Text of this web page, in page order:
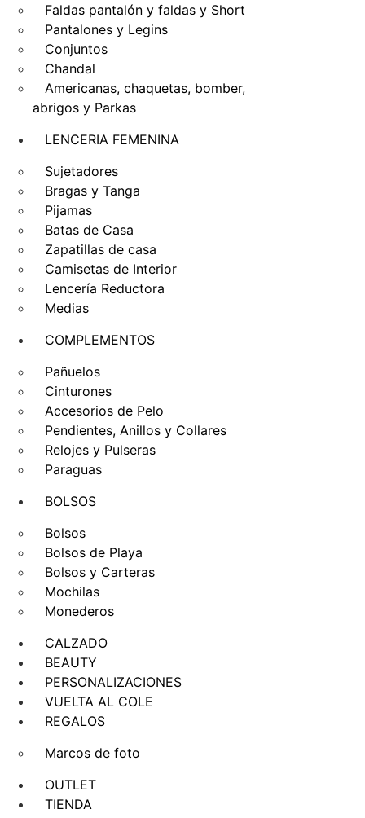
Faldas pantalón y faldas y Short
Pantalones y Legins
Conjuntos
Chandal
Americanas, chaquetas, bomber,
abrigos y Parkas
LENCERIA FEMENINA
Sujetadores
Bragas y Tanga
Pijamas
Batas de Casa
Zapatillas de casa
Camisetas de Interior
Lencería Reductora
Medias
COMPLEMENTOS
Pañuelos
Cinturones
Accesorios de Pelo
Pendientes, Anillos y Collares
Relojes y Pulseras
Paraguas
BOLSOS
Bolsos
Bolsos de Playa
Bolsos y Carteras
Mochilas
Monederos
CALZADO
BEAUTY
PERSONALIZACIONES
VUELTA AL COLE
REGALOS
Marcos de foto
OUTLET
TIENDA